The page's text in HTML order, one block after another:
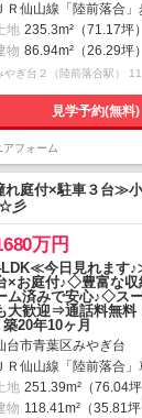
Ｒ仙山線「陸前落合
地 235.3m²（71.17坪
物 86.94m²（26.29坪
やぎ台２（陸前落合駅）
見学予約(無料)
アフォーム
れ庭付×駐車３台≫
☆彡
万円
今日見れます
×お庭付♪◇豊富な
ム済みで安心♪◇ス
大歓迎⇒通話料無料
築20年10ヶ月
台市青葉区みやぎ台
Ｒ仙山線「陸前落合
地 251.39m²（76.04坪
物 118.41m²（35.81坪